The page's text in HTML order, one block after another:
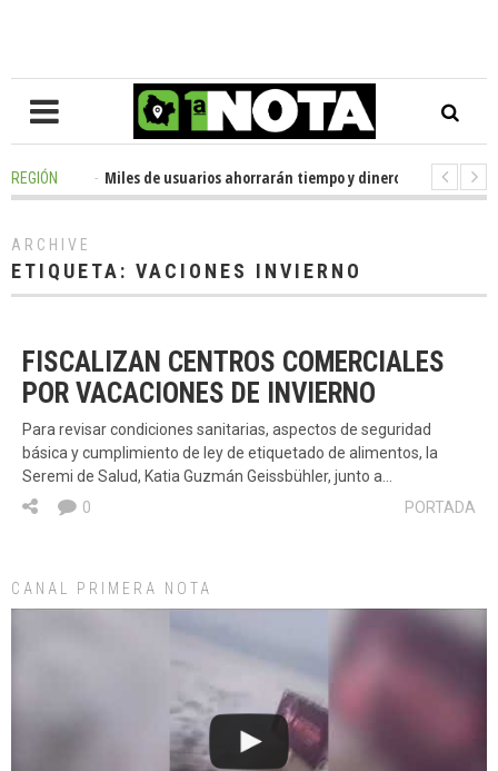
REGIÓN
9 hours ago
Miles de usuarios ahorrarán tiempo y dinero con nueva
ARCHIVE
ETIQUETA: VACIONES INVIERNO
FISCALIZAN CENTROS COMERCIALES
POR VACACIONES DE INVIERNO
Para revisar condiciones sanitarias, aspectos de seguridad
básica y cumplimiento de ley de etiquetado de alimentos, la
Seremi de Salud, Katia Guzmán Geissbühler, junto a…
PORTADA
0
CANAL PRIMERA NOTA